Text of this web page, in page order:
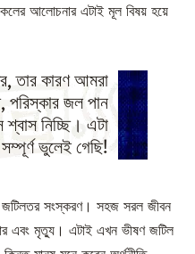
আলোচনার এটাই মূল বিষয় হয়ে
তার কারণ আমরা
পরিস্কার জল পান
শ্বাস নিচ্ছি। এটা
ভুলেই গেছি!
জটিলতর সংস্করণ। সহজ সরল জীবন
এবং মৃত্যু। এটাই এখন ভীষণ জটিল